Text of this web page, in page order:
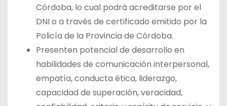
Córdoba, lo cual podrá acreditarse por el
DNI o a través de certificado emitido por la
Policía de la Provincia de Córdoba.
Presenten potencial de desarrollo en
habilidades de comunicación interpersonal,
empatía, conducta ética, liderazgo,
capacidad de superación, veracidad,